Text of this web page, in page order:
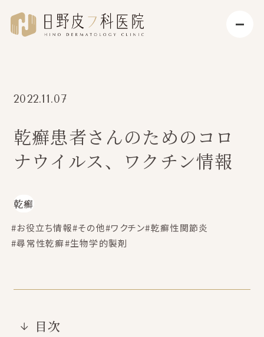
2022.11.07
乾癬患者さんのためのコロ
ナウイルス、ワクチン情報
乾癬
#お役立ち情報#その他#ワクチン#乾癬性関節炎
#尋常性乾癬#生物学的製剤
目次